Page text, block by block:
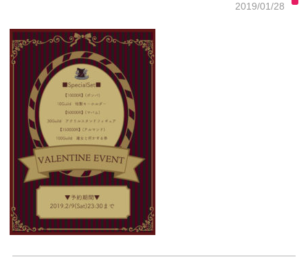
2019/01/28